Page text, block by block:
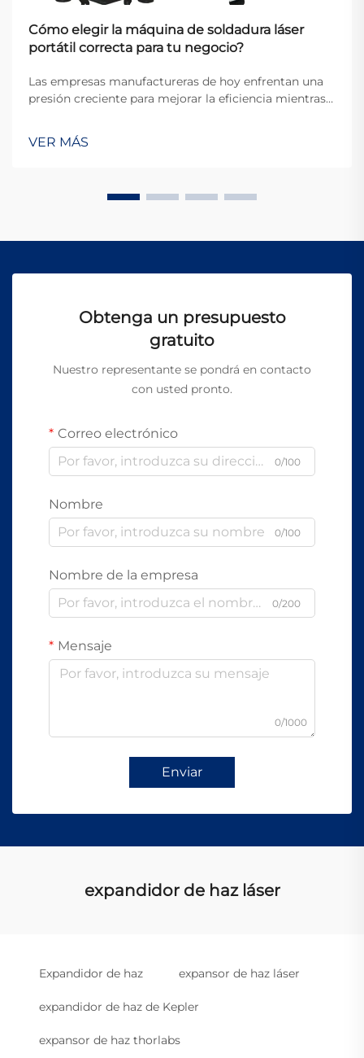
Cómo elegir la máquina de soldadura láser
portátil correcta para tu negocio?
Las empresas manufactureras de hoy enfrentan una
presión creciente para mejorar la eficiencia mientras
aparición de máquinas portátiles de soldadura láser
ha revolucionado la industria de la soldadura al
VER MÁS
Obtenga un presupuesto
gratuito
Nuestro representante se pondrá en contacto
con usted pronto.
Correo electrónico
0/100
Nombre
0/100
Nombre de la empresa
0/200
Mensaje
0/1000
Enviar
expandidor de haz láser
Expandidor de haz expansor de haz láser
expandidor de haz de Kepler
expansor de haz thorlabs